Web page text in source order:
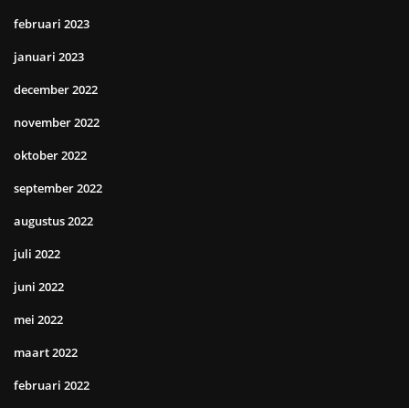
februari 2023
januari 2023
december 2022
november 2022
oktober 2022
september 2022
augustus 2022
juli 2022
juni 2022
mei 2022
maart 2022
februari 2022